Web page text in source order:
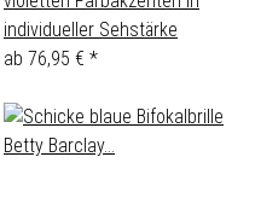
individueller Sehstärke
ab 76,95 € *